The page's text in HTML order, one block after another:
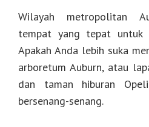
Wilayah metropolitan
tempat yang tepat untuk
Apakah Anda lebih suka
arboretum Auburn, atau
dan taman hiburan
bersenang-senang.